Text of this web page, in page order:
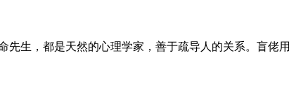
生，都是天然的心理学家，善于疏导人的关系。盲佬用